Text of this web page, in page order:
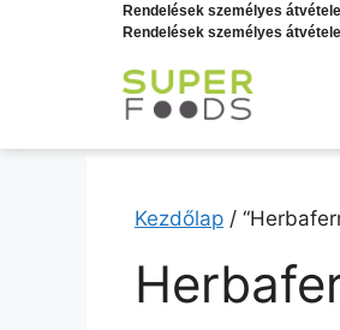
Rendelések személyes
Rendelések személyes
Kezdőlap /